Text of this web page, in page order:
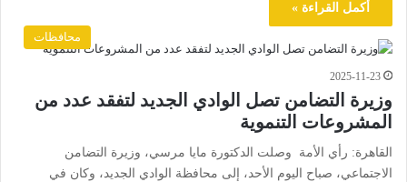
أكمل القراءة »
محافظات
2025-11-23
وزيرة التضامن تصل الوادي الجديد لتفقد عدد من
المشروعات التنموية
القاهرة: رأي الأمة وصلت الدكتورة مايا مرسي، وزيرة التضامن
الاجتماعي، صباح اليوم الأحد، إلى محافظة الوادي الجديد، وكان في